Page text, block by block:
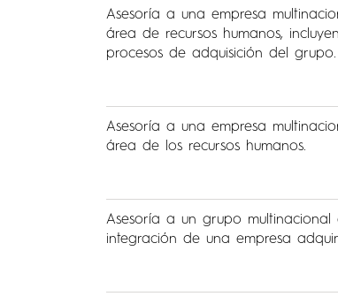
Asesoría a una empresa
área de recursos humanos,
procesos de adquisición del grupo.
Asesoría a una empresa
área de los recursos humanos.
Asesoría a un grupo
integración de una empresa